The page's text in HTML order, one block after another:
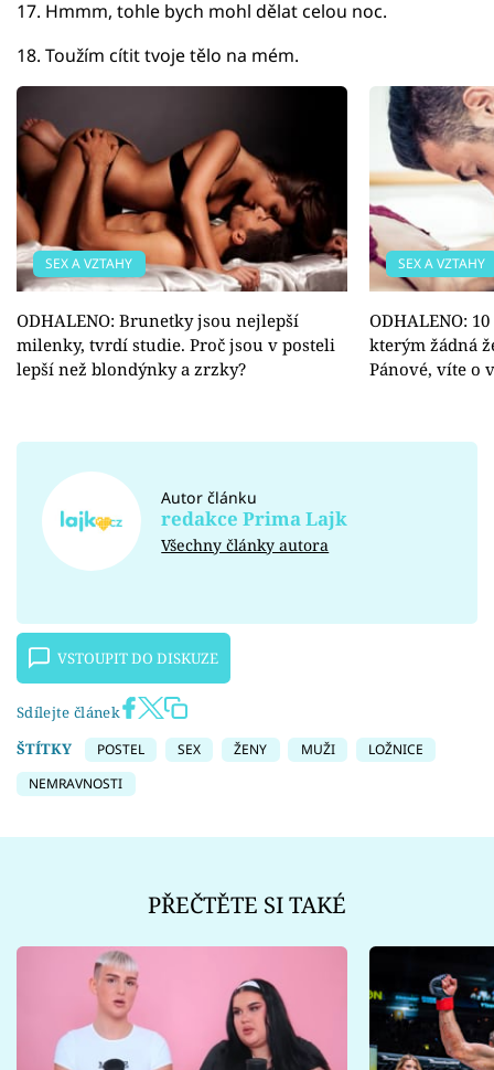
17. Hmmm, tohle bych mohl dělat celou noc.
18. Toužím cítit tvoje tělo na mém.
SEX A VZTAHY
ODHALENO: Brunetky jsou nejlepší
milenky, tvrdí studie. Proč jsou v posteli
lepší než blondýnky a zrzky?
SEX A VZTAHY
ODHALENO:
kterým žádná
Pánové, víte o
Autor článku
redakce Prima Lajk
Všechny články autora
VSTOUPIT DO DISKUZE
Sdílejte článek
ŠTÍTKY
POSTEL SEX ŽENY MUŽI
LOŽNICE
NEMRAVNOSTI
PŘEČTĚTE SI TAKÉ